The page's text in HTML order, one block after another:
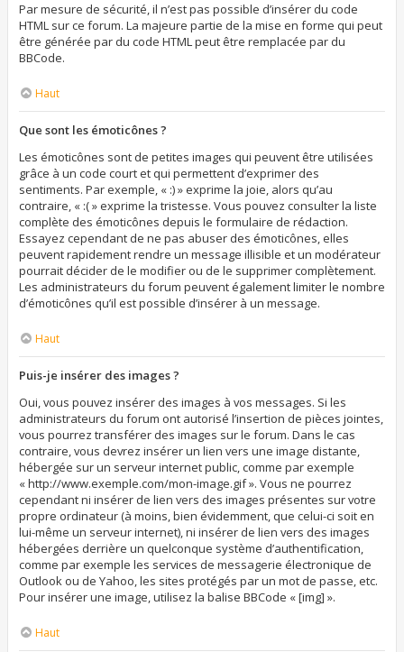
Par mesure de sécurité, il n’est pas possible d’insérer du code
HTML sur ce forum. La majeure partie de la mise en forme qui peut
être générée par du code HTML peut être remplacée par du
BBCode.
Haut
Que sont les émoticônes ?
Les émoticônes sont de petites images qui peuvent être utilisées
grâce à un code court et qui permettent d’exprimer des
sentiments. Par exemple, « :) » exprime la joie, alors qu’au
contraire, « :( » exprime la tristesse. Vous pouvez consulter la liste
complète des émoticônes depuis le formulaire de rédaction.
Essayez cependant de ne pas abuser des émoticônes, elles
peuvent rapidement rendre un message illisible et un modérateur
pourrait décider de le modifier ou de le supprimer complètement.
Les administrateurs du forum peuvent également limiter le nombre
d’émoticônes qu’il est possible d’insérer à un message.
Haut
Puis-je insérer des images ?
Oui, vous pouvez insérer des images à vos messages. Si les
administrateurs du forum ont autorisé l’insertion de pièces jointes,
vous pourrez transférer des images sur le forum. Dans le cas
contraire, vous devrez insérer un lien vers une image distante,
hébergée sur un serveur internet public, comme par exemple
« http://www.exemple.com/mon-image.gif ». Vous ne pourrez
cependant ni insérer de lien vers des images présentes sur votre
propre ordinateur (à moins, bien évidemment, que celui-ci soit en
lui-même un serveur internet), ni insérer de lien vers des images
hébergées derrière un quelconque système d’authentification,
comme par exemple les services de messagerie électronique de
Outlook ou de Yahoo, les sites protégés par un mot de passe, etc.
Pour insérer une image, utilisez la balise BBCode « [img] ».
Haut